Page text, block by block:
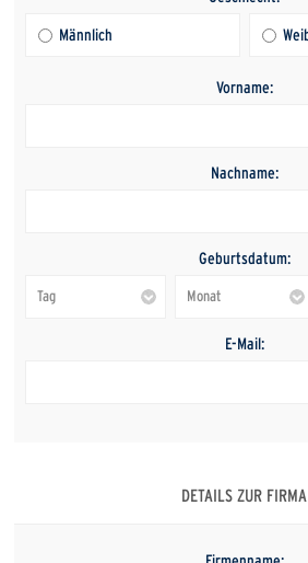
Männlich
Vorname:
Nachname:
Geburtsdatum:
E-Mail:
DETAILS ZUR FIRMA